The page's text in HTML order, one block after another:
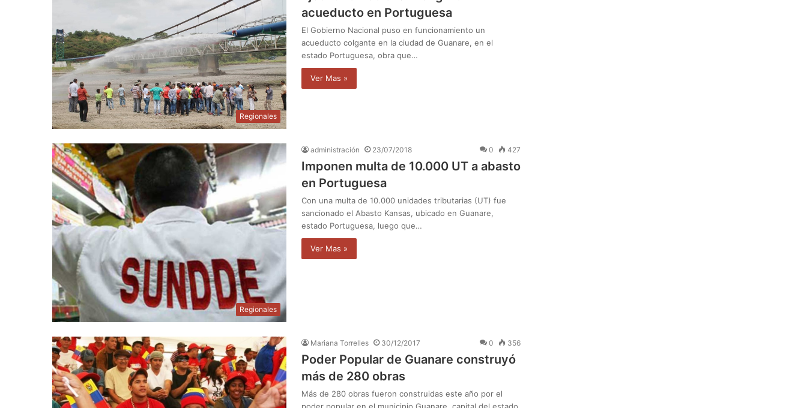
Regionales
acueducto en Portuguesa
El Gobierno Nacional puso en funcionamiento un
acueducto colgante en la ciudad de Guanare, en el
estado Portuguesa, obra que…
Ver Mas »
Regionales
administración 23/07/2018 0 427
Imponen multa de 10.000 UT a abasto
en Portuguesa
Con una multa de 10.000 unidades tributarias (UT) fue
sancionado el Abasto Kansas, ubicado en Guanare,
estado Portuguesa, luego que…
Ver Mas »
Mariana Torrelles 30/12/2017 0 356
Poder Popular de Guanare construyó
más de 280 obras
Más de 280 obras fueron construidas este año por el